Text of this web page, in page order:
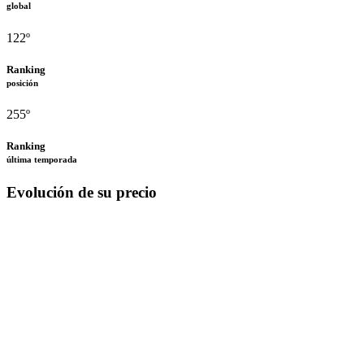
global
122º
Ranking
posición
255º
Ranking
última temporada
Evolución de su precio